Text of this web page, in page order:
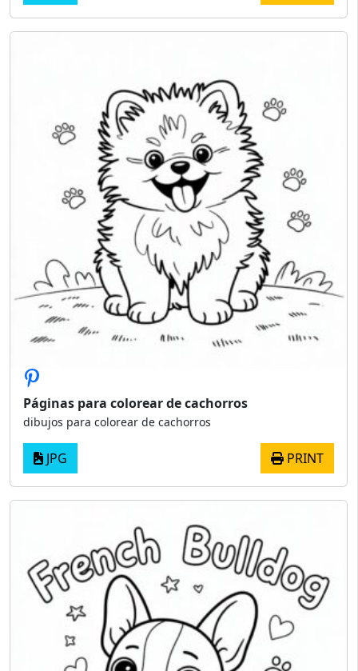
Páginas para colorear de cachorros
dibujos para colorear de cachorros
JPG PRINT